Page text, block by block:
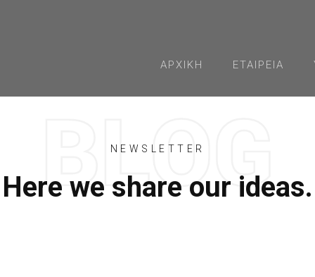
ΑΡΧΙΚΉ ΕΤΑΙΡΕΊΑ
NEWSLETTER
Here we share our ideas.